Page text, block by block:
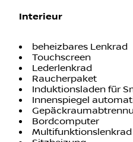
Interieur
beheizbares Lenkrad
Touchscreen
Lederlenkrad
Raucherpaket
Induktionsladen für
Innenspiegel
Bordcomputer
Multifunktionslenkrad